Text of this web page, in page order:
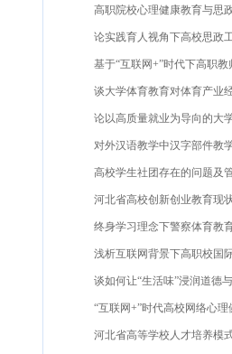
高职院校心理健康教育与思政
论实践育人视角下高校思政工
基于“互联网+”时代下高职教
谈大学体育教育对体育产业经
论以高质量就业为导向的大学
对外汉语教学中汉字部件教学
高校学生社团存在的问题及管
河北省高校创新创业教育现状
终身学习理念下警察体育教育
浅析互联网背景下高职校国际
谈如何让“生活味”浸润道德与
“互联网+”时代高校网络心理
河北省高等学校人才培养模式